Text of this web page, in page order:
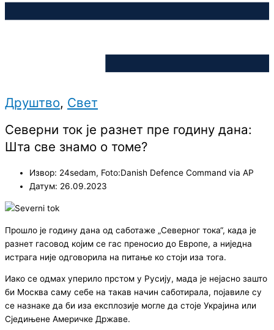
Друштво, Свет
Северни ток је разнет пре годину дана:
Шта све знамо о томе?
Извор: 24sedam, Foto:Danish Defence Command via AP
Датум: 26.09.2023
Прошло је годину дана од саботаже „Северног тока“, када је
разнет гасовод којим се гас преносио до Европе, а ниједна
истрага није одговорила на питање ко стоји иза тога.
Иако се одмах уперило прстом у Русију, мада је нејасно зашто
би Москва саму себе на такав начин саботирала, појавиле су
се назнаке да би иза експлозије могле да стоје Украјина или
Сједињене Америчке Државе.